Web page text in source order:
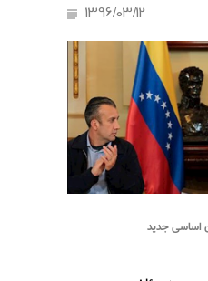
1396/03/12
اساسی جدید